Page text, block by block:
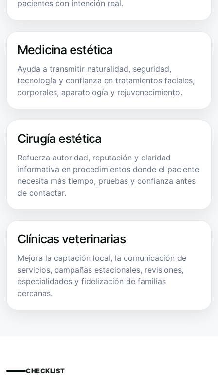
pacientes con intención real.
Medicina estética
Ayuda a transmitir naturalidad, seguridad,
tecnología y confianza en tratamientos faciales,
corporales, aparatología y rejuvenecimiento.
Cirugía estética
Refuerza autoridad, reputación y claridad
informativa en procedimientos donde el paciente
necesita más tiempo, pruebas y confianza antes
de contactar.
Clínicas veterinarias
Mejora la captación local, la comunicación de
servicios, campañas estacionales, revisiones,
especialidades y fidelización de familias
cercanas.
CHECKLIST